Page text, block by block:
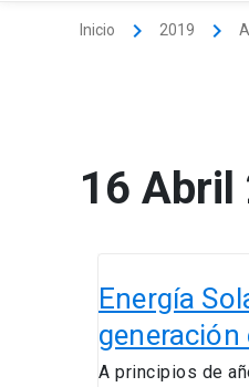
Inicio 2019
16 Abril
Energía
generación
A principios de
Solar,
tercera
fuente
de